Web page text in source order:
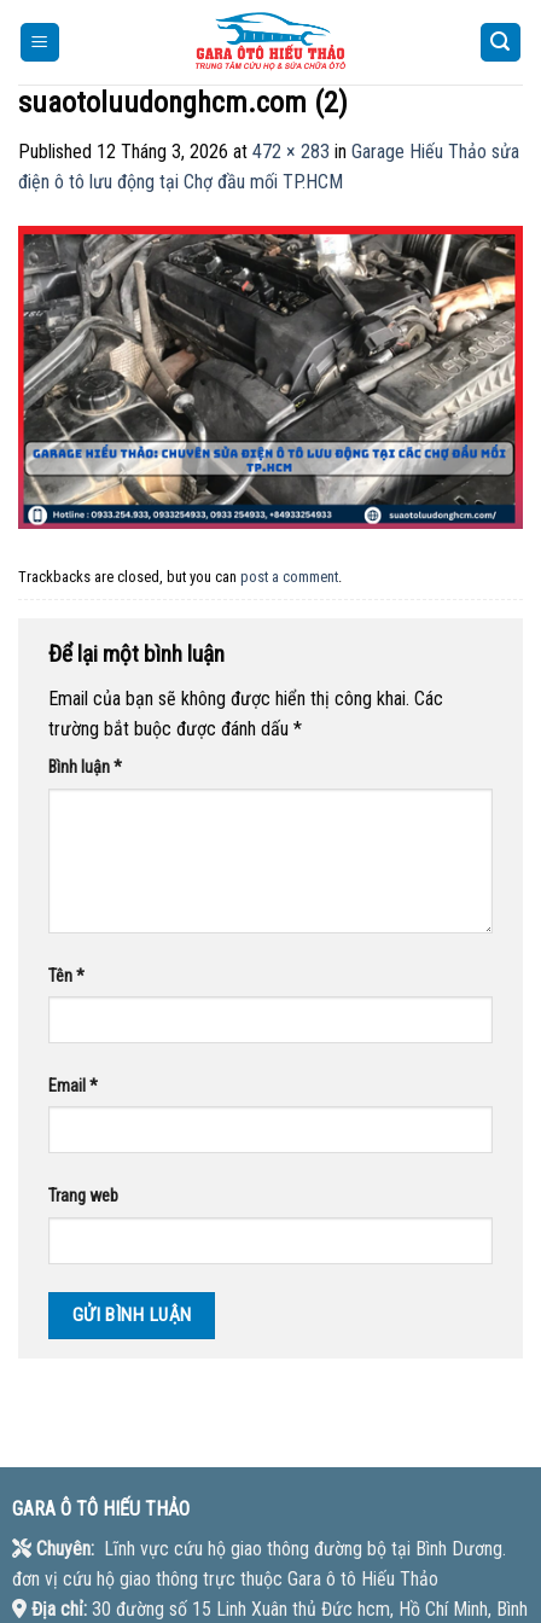
suaotoluudonghcm.com (2)
Published 12 Tháng 3, 2026 at 472 × 283 in Garage Hiếu Thảo sửa
điện ô tô lưu động tại Chợ đầu mối TP.HCM
Trackbacks are closed, but you can post a comment.
Để lại một bình luận
Email của bạn sẽ không được hiển thị công khai. Các
trường bắt buộc được đánh dấu *
Bình luận*
Tên*
Email *
Trang web
GARA Ô TÔ HIẾU THẢO
Chuyên:Lĩnh vực cứu hộ giao thông đường bộ tại Bình Dương.
đơn vị cứu hộ giao thông trực thuộc Gara ô tô Hiếu Thảo
Địa chỉ:30 đường số 15 Linh Xuân thủ Đức hcm, Hồ Chí Minh, Bình